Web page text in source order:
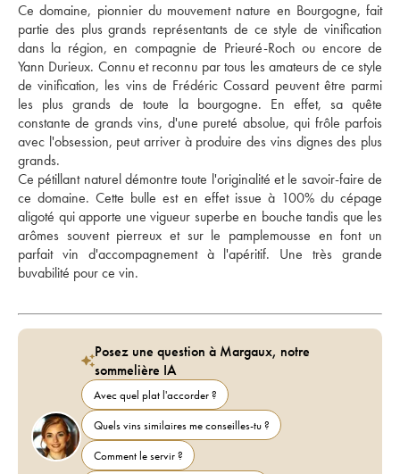
Ce domaine, pionnier du mouvement nature en Bourgogne, fait
partie des plus grands représentants de ce style de vinification
dans la région, en compagnie de Prieuré-Roch ou encore de
Yann Durieux. Connu et reconnu par tous les amateurs de ce style
de vinification, les vins de Frédéric Cossard peuvent être parmi
les plus grands de toute la bourgogne. En effet, sa quête
constante de grands vins, d'une pureté absolue, qui frôle parfois
avec l'obsession, peut arriver à produire des vins dignes des plus
grands.
Ce pétillant naturel démontre toute l'originalité et le savoir-faire de
ce domaine. Cette bulle est en effet issue à 100% du cépage
aligoté qui apporte une vigueur superbe en bouche tandis que les
arômes souvent pierreux et sur le pamplemousse en font un
parfait vin d'accompagnement à l'apéritif. Une très grande
buvabilité pour ce vin.
Posez une question à Margaux, notre
sommelière IA
Avec quel plat l'accorder ?
Quels vins similaires me conseilles-tu ?
Comment le servir ?